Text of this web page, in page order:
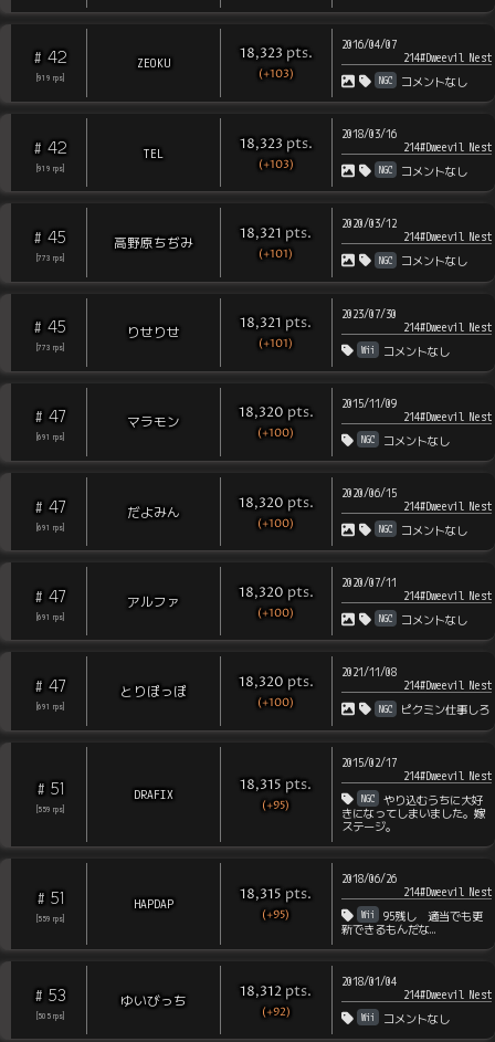
# 42
[919 rps
ZEOKU 18,323 pts.
(+103)
2016/04/07
214#Dweevil Nest
NGC コメントなし
# 42
[919 rps
TEL 18,323 pts.
(+103)
2018/03/16
214#Dweevil Nest
NGC コメントなし
# 45
[773 rps
高野原ちぢみ 18,321 pts.
(+101)
2020/03/12
214#Dweevil Nest
NGC コメントなし
# 45
[773 rps
りせりせ 18,321 pts.
(+101)
2023/07/30
214#Dweevil Nest
Wii コメントなし
# 47
[691 rps
マラモン 18,320 pts.
(+100)
2015/11/09
214#Dweevil Nest
NGC コメントなし
# 47
[691 rps
だよみん 18,320 pts.
(+100)
2020/06/15
214#Dweevil Nest
NGC コメントなし
# 47
[691 rps
アルファ 18,320 pts.
(+100)
2020/07/11
214#Dweevil Nest
NGC コメントなし
# 47
[691 rps
とりぽっぽ 18,320 pts.
(+100)
2021/11/08
214#Dweevil Nest
NGC ピクミン仕事しろ
# 51
559 rps
DRAFIX 18,315 pts.
(+95)
2015/02/17
214#Dweevil Nest
NGC
やり込むうちに大好
きになってしまいました。嫁
ステージ。
# 51
559 rps
HAPDAP 18,315 pts.
(+95)
2018/06/26
214#Dweevil Nest
Wii
95残し 適当でも更
新できるもんだな…
# 53
505 rps
ゆいびっち 18,312 pts.
(+92)
2018/01/04
214#Dweevil Nest
Wii コメントなし